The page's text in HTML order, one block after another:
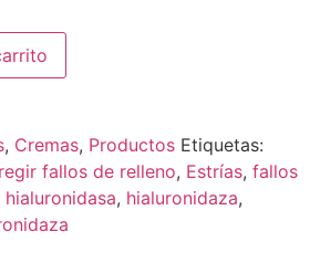
, Cremas, Productos Etiquetas:
fallos de relleno, Estrías, fallos
hialuronidasa, hialuronidaza,